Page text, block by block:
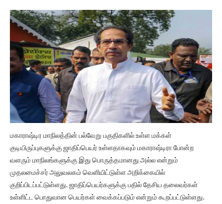
மகாராஷ்டிர மாநிலத்தின் பல்வேறு பகுதிகளில் உள்ள மக்கள்
குடியிருப்புகளுக்கு ஜாதிப்பெயர் உள்ளதாகவும் மகாராஷ்டிரா போன்ற
வளரும் மாநிலங்களுக்கு இது பொருத்தமானது அல்ல என்றும்
முதலமைச்சர் அலுவலகம் வெளியிட்டுள்ள அறிக்கையில்
குறிப்பிடப்பட்டுள்ளது. ஜாதிப்பெயர்களுக்கு பதில் தேசிய தலைவர்கள்
உள்ளிட்ட பொதுவான பெயர்கள் வைக்கப்படும் என்றும் கூறப்பட்டுள்ளது.